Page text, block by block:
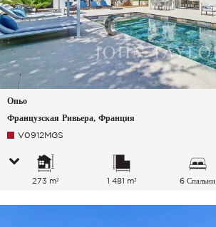
Опьо
Французская Ривьера, Франция
V0912MGS
273 m² 1 481 m² 6 Спальни